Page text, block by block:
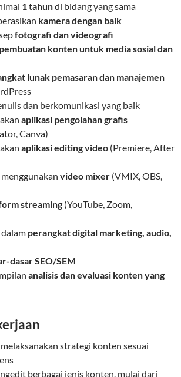
1 tahundi bidang yang sama
kamera dengan baik
fotografi dan videografi
pembuatan konten untuk media sosial dan
lunak pemasaran dan manajemen
dan berkomunikasi yang baik
aplikasi pengolahan grafis
Canva)
aplikasi editing video (Premiere, After
video mixer (VMIX, OBS,
streaming (YouTube, Zoom,
perangkat digital marketing, audio,
dasar SEO/SEM
analisis dan evaluasi konten yang
strategi konten sesuai
berbagai jenis konten, mulai dari